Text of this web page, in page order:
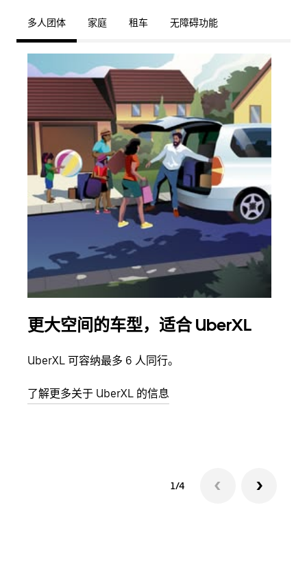
多人团体 家庭 租车 无障碍功能
更大空间的车型，适合 UberXL
UberXL 可容纳最多 6 人同行。
了解更多关于 UberXL 的信息
1/4